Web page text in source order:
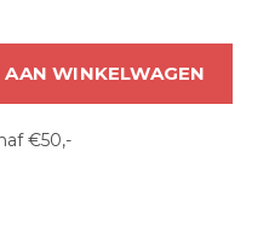
AAN WINKELWAGEN
€50,-